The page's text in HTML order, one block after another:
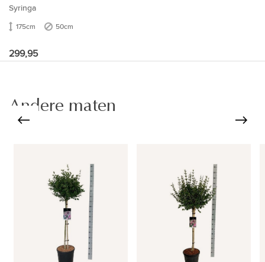
Syringa
175cm 50cm
299,95
Andere maten